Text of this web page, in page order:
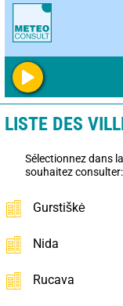
LISTE DES
Sélectionnez dans
souhaitez consulter:
Gurstiškė
Nida
Rucava